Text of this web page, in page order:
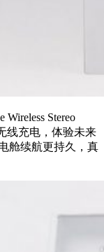
Stereo
线充电，体验未来
舱续航更持久，真